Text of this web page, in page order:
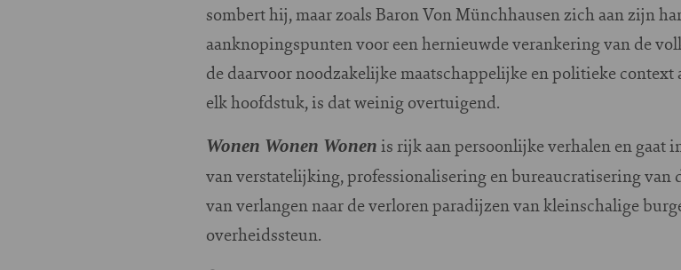
sombert hij, maar zoals Baron Von Münchhausen zich aan zijn
aanknopingspunten voor een hernieuwde verankering van de
de daarvoor noodzakelijke maatschappelijke en politieke context
elk hoofdstuk, is dat weinig overtuigend.
Wonen Wonen Wonen is rijk aan persoonlijke verhalen en gaat
van verstatelijking, professionalisering en bureaucratisering van
van verlangen naar de verloren paradijzen van kleinschalige
overheidssteun.